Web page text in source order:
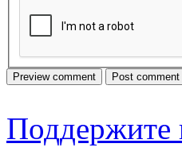
Поддержите